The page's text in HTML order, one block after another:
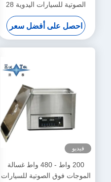
الصوتية للسيارات اليدوية 28
كيه هرتز 40 كيه هرتز جهاز
تنظيف بالموجات فوق الصوتية
الصناعية الكبيرة
احصل على أفضل سعر
فيديو
200 واط - 480 واط غسالة
الموجات فوق الصوتية للسيارات